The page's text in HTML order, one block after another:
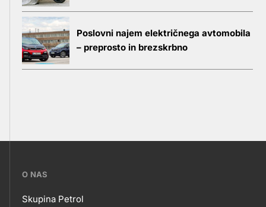
Poslovni najem električnega avtomobila
– preprosto in brezskrbno
???O NAS
Skupina Petrol